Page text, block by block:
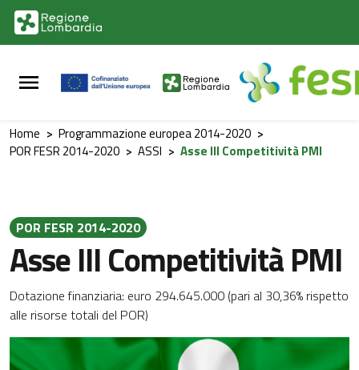
Vai al contenuto principale
Vai al footer
Home > Programmazione europea 2014-2020 >
POR FESR 2014-2020 > ASSI > Asse III Competitività PMI
POR FESR 2014-2020
Asse III Competitività PMI
Dotazione finanziaria: euro 294.645.000 (pari al 30,36% rispetto
alle risorse totali del POR)